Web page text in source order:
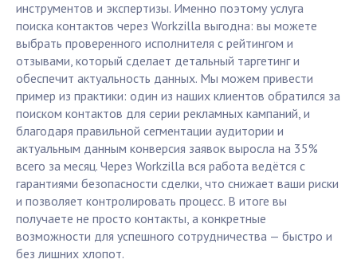
инструментов и экспертизы. Именно поэтому услуга
поиска контактов через Workzilla выгодна: вы можете
выбрать проверенного исполнителя с рейтингом и
отзывами, который сделает детальный таргетинг и
обеспечит актуальность данных. Мы можем привести
пример из практики: один из наших клиентов обратился за
поиском контактов для серии рекламных кампаний, и
благодаря правильной сегментации аудитории и
актуальным данным конверсия заявок выросла на 35%
всего за месяц. Через Workzilla вся работа ведётся с
гарантиями безопасности сделки, что снижает ваши риски
и позволяет контролировать процесс. В итоге вы
получаете не просто контакты, а конкретные
возможности для успешного сотрудничества — быстро и
без лишних хлопот.